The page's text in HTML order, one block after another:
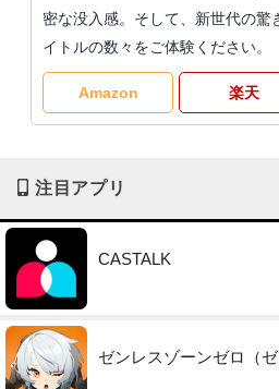
密な没入感。そして、新世代の驚
イトルの数々をご体験ください。
Amazon 楽天
注目アプリ
CASTALK
ゼンレスゾーンゼロ（ゼ